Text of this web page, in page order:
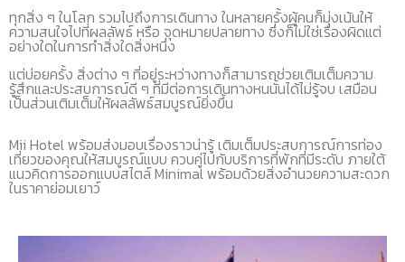
ทุกสิ่ง ๆ ในโลก รวมไปถึงการเดินทาง ในหลายครั้งผู้คนก็มุ่งเน้นให้
ความสนใจไปที่ผลลัพธ์ หรือ จุดหมายปลายทาง ซึ่งก็ไม่ใช่เรื่องผิดแต่
อย่างใดในการทำสิ่งใดสิ่งหนึ่ง
แต่บ่อยครั้ง สิ่งต่าง ๆ ที่อยู่ระหว่างทางก็สามารถช่วยเติมเต็มความ
รู้สึกและประสบการณ์ดี ๆ ที่มีต่อการเดินทางหนนั้นได้ไม่รู้จบ เสมือน
เป็นส่วนเติมเต็มให้ผลลัพธ์สมบูรณ์ยิ่งขึ้น
Mii Hotel พร้อมส่งมอบเรื่องราวน่ารู้ เติมเต็มประสบการณ์การท่อง
เที่ยวของคุณให้สมบูรณ์แบบ ควบคู่ไปกับบริการที่พักที่มีระดับ ภายใต้
แนวคิดการออกแบบสไตล์ Minimal พร้อมด้วยสิ่งอำนวยความสะดวก
ในราคาย่อมเยาว์